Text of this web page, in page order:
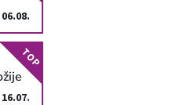
06.08.
16.07.
TOP